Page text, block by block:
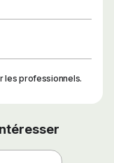
les professionnels.